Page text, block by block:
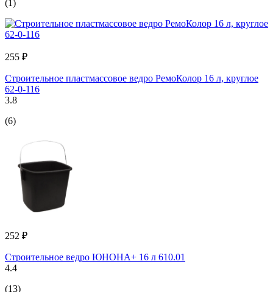
(1)
255 ₽
Строительное пластмассовое ведро РемоКолор 16 л, круглое
62-0-116
3.8
(6)
252 ₽
Строительное ведро ЮНОНА+ 16 л 610.01
4.4
(13)